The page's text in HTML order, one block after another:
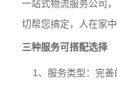
一站式物流服务公司
切帮您搞定，人在家
三种服务可搭配选择
1、服务类型：完善